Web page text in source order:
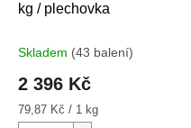
kg / plechovka
Skladem (43 balení)
2 396 Kč
Měrná
cena:
79,87 Kč / 1 kg